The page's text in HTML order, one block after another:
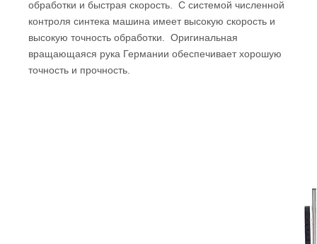
обработки и быстрая скорость. С системой численной
контроля синтека машина имеет высокую скорость и
высокую точность обработки. Оригинальная
вращающаяся рука Германии обеспечивает хорошую
точность и прочность.